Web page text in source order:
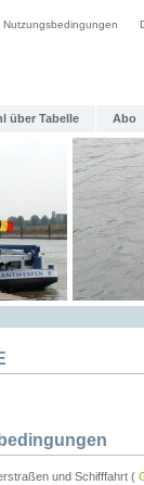
Nutzungsbedingungen
über Tabelle Abo
und Schifffahrt (